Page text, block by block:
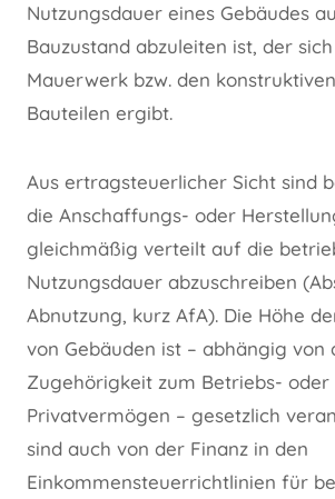
Nutzungsdauer eines Gebäudes
Bauzustand abzuleiten ist, der
Mauerwerk bzw. den
Bauteilen ergibt.
Aus ertragsteuerlicher Sicht sind
die Anschaffungs- oder
gleichmäßig verteilt auf die
Nutzungsdauer abzuschreiben
Abnutzung, kurz AfA). Die Höhe
von Gebäuden ist – abhängig von
Zugehörigkeit zum Betriebs- oder
Privatvermögen – gesetzlich
sind auch von der Finanz in den
Einkommensteuerrichtlinien für